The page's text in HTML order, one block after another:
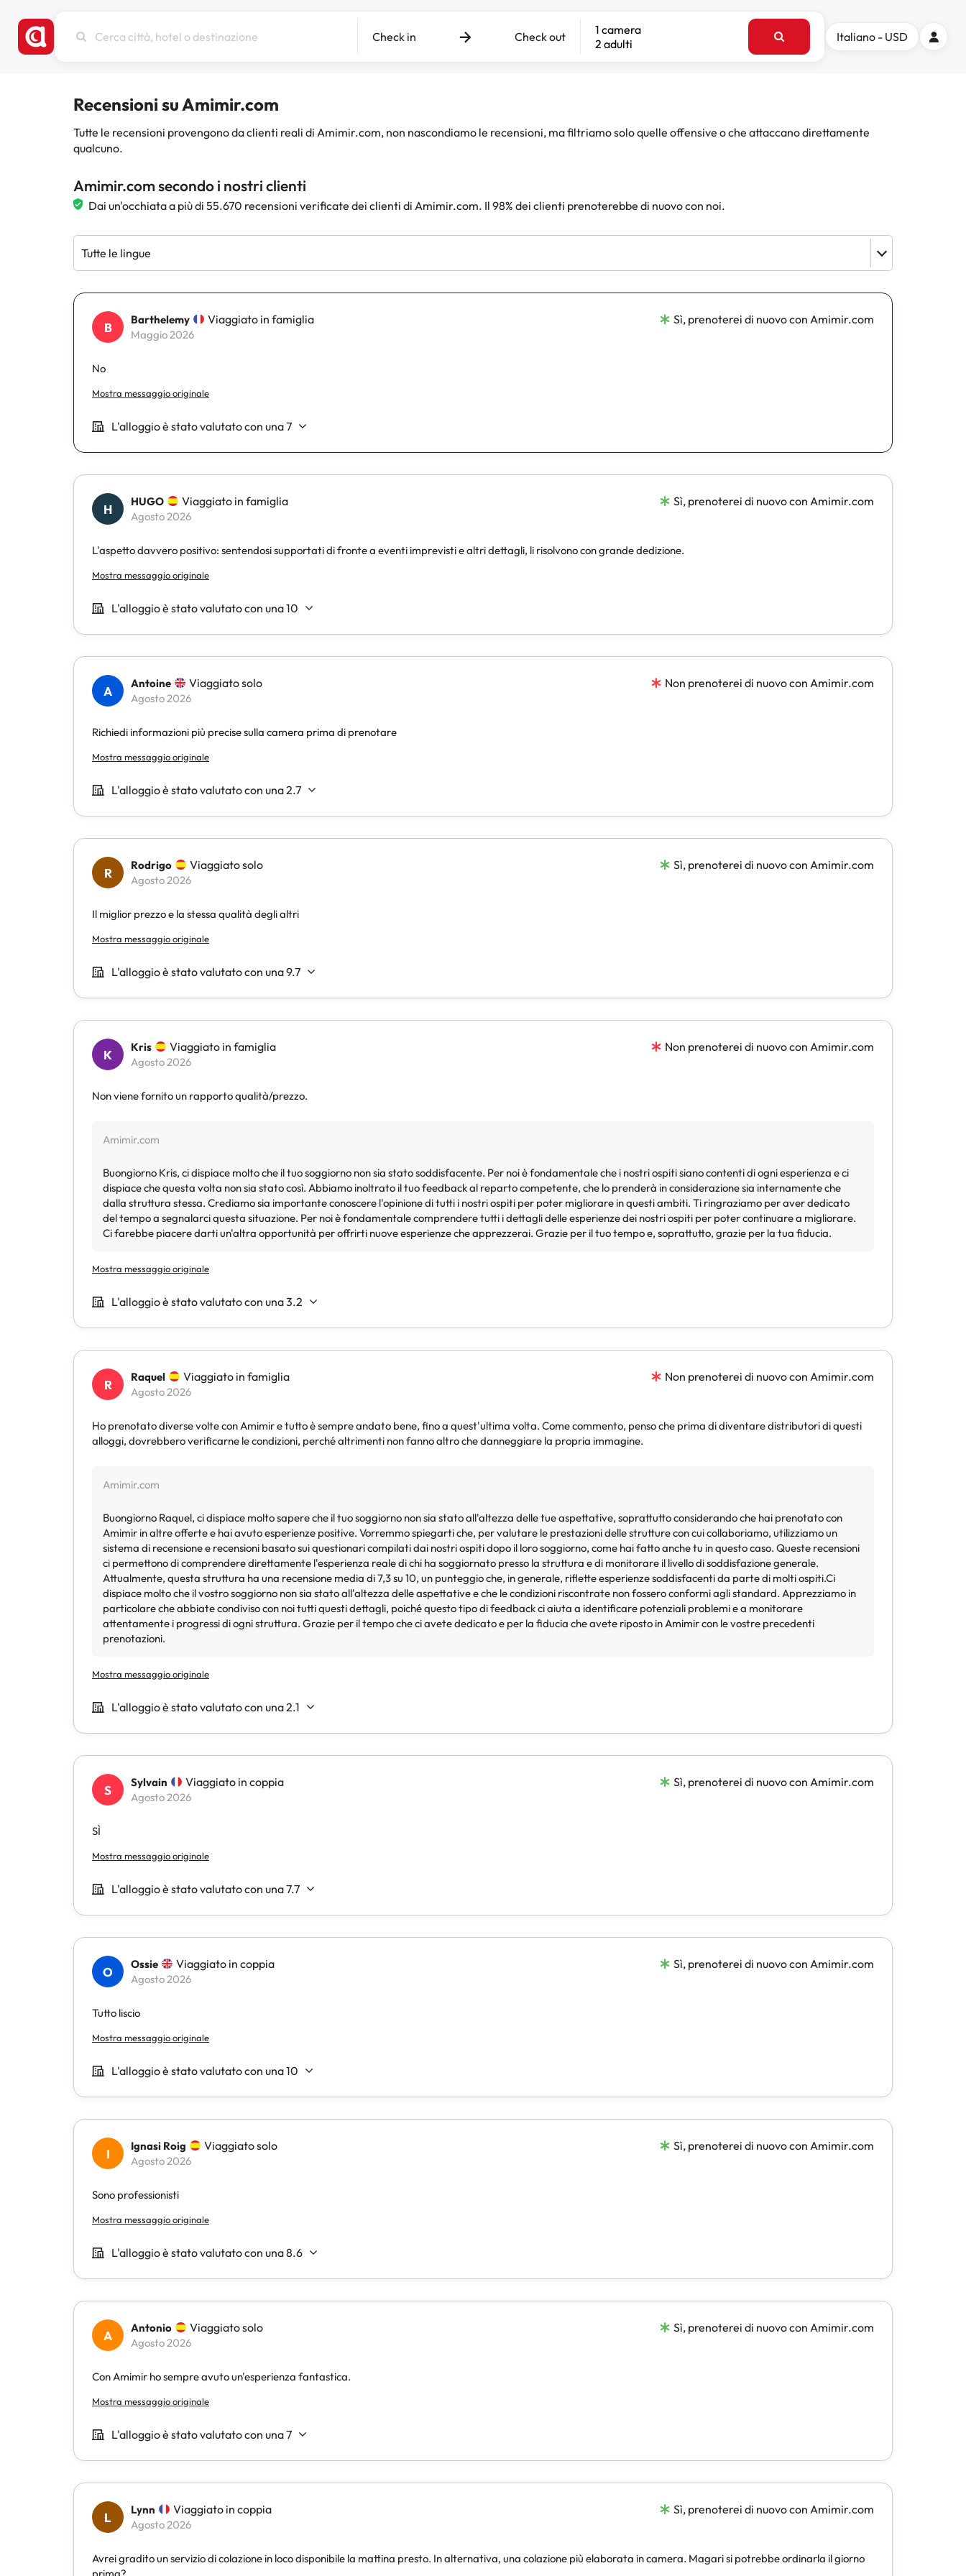
città,
Check in Check out
1 camera
2 adulti
Italiano - USD
Recensioni su Amimir.com
Tutte le recensioni provengono da clienti reali di Amimir.com, non nascondiamo le recensioni, ma filtriamo solo quelle offensive o che attaccano direttamente
qualcuno.
Amimir.com secondo i nostri clienti
Dai un'occhiata a più di 55.670 recensioni verificate dei clienti di Amimir.com. Il 98% dei clienti prenoterebbe di nuovo con noi.